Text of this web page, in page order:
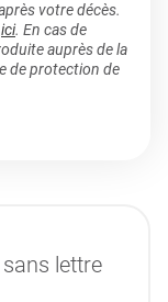
votre décès.
ici. En cas de
auprès de la
de protection de
lettre